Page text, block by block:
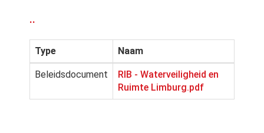
..
Type Naam
Beleidsdocument
RIB - Waterveiligheid en
Ruimte Limburg.pdf